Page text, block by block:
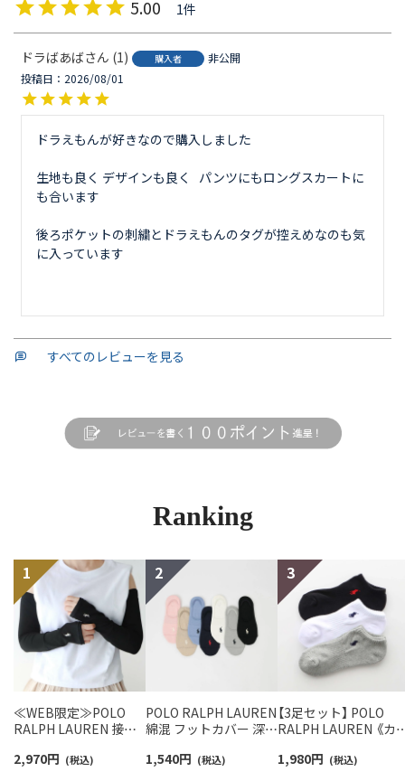
5.00 1
ドラばあば 1 購入者
非公開
投稿日
2026/08/01
ドラえもんが好きなので購入しました
生地も良く デザインも良く   パンツにもロングスカートに
も合います
後ろポケットの刺繍とドラえもんのタグが控えめなのも気
に入っています
すべてのレビューを見る
Ranking
≪WEB限定≫POLO
RALPH LAUREN 接触
ームカバー ＆ レッグウ
2,970円 (税込)
POLO RALPH LAUREN
綿混 フットカバー 深履
カバーソックス レディ
1,540円 (税込)
【3足セット】 POLO
RALPH LAUREN 《カ
ーチサポート ワンポ
1,980円 (税込)